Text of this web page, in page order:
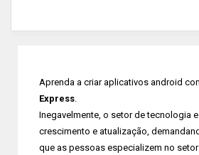
Aprenda a criar aplicativos android
Express.
Inegavelmente, o setor de tecnologia
crescimento e atualização,
que as pessoas especializem no